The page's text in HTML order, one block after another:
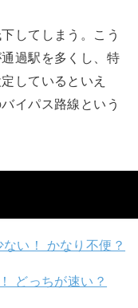
してしまう。こう
過駅を多くし、特
しているといえ
イパス路線という
い！ かなり不便？
どっちが速い？